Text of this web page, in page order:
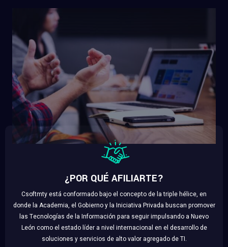
¿POR QUÉ AFILIARTE?
Csoftmty está conformado bajo el concepto de la triple hélice, en
donde la Academia, el Gobierno y la Iniciativa Privada buscan promover
las Tecnologías de la Información para seguir impulsando a Nuevo
León como el estado líder a nivel internacional en el desarrollo de
soluciones y servicios de alto valor agregado de TI.